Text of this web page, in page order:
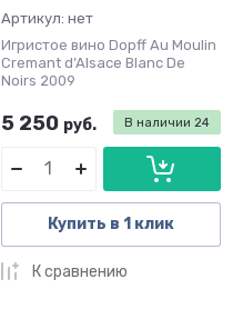
Артикул: нет
Игристое вино Dopff Au Moulin
Cremant d’Alsace Blanc De
Noirs 2009
В наличии 24
5 250 руб.
Купить в 1 клик
К сравнению